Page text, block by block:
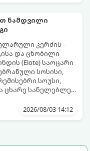
ნამდვილი
კერძის -
და ცნობილი
(Elote) საოცარი
სოსისი,
სოუსი,
სანელებლები
ან
2026/08/03 14:12